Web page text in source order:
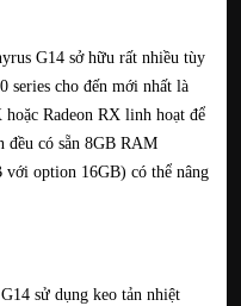
G14 sở hữu rất nhiều tùy
series cho đến mới nhất là
Radeon RX linh hoạt để
đều có sẵn 8GB RAM
với option 16GB) có thể nâng
sử dụng keo tản nhiệt